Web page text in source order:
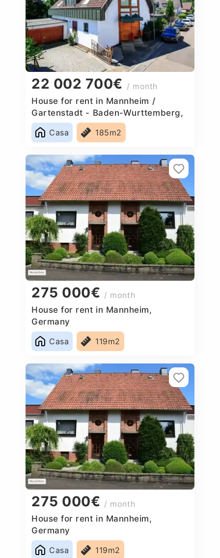
22 002 700€ / month
House for rent in Mannheim /
Gartenstadt - Baden-Wurttemberg,
Germany
Casa
185m2
275 000€ / month
House for rent in Mannheim,
Germany
Casa
119m2
275 000€ / month
House for rent in Mannheim,
Germany
Casa
119m2